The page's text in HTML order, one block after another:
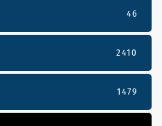
46
2410
1479